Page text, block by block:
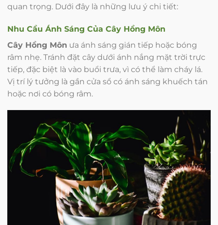
quan trọng. Dưới đây là những lưu ý chi tiết:
Nhu Cầu Ánh Sáng Của Cây Hồng Môn
Cây Hồng Môn ưa ánh sáng gián tiếp hoặc bóng
râm nhẹ. Tránh đặt cây dưới ánh nắng mặt trời trực
tiếp, đặc biệt là vào buổi trưa, vì có thể làm cháy lá.
Vị trí lý tưởng là gần cửa sổ có ánh sáng khuếch tán
hoặc nơi có bóng râm.